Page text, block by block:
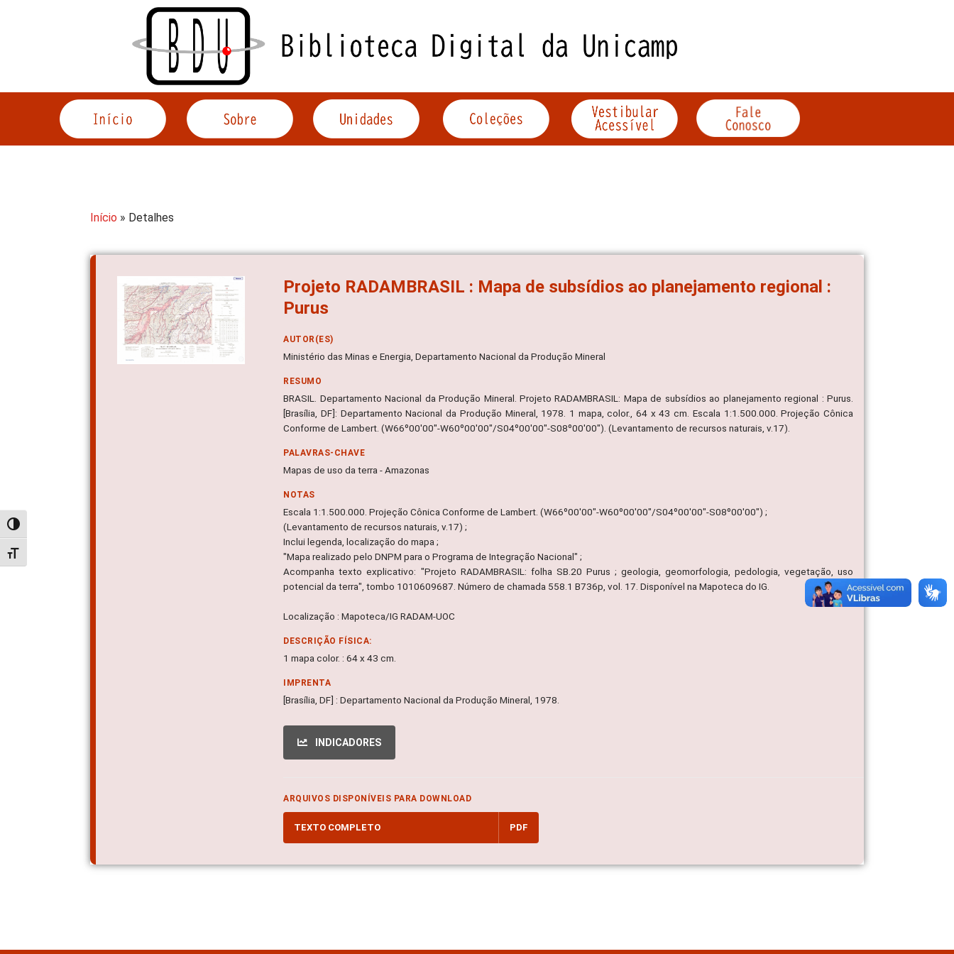
Alternar alto contraste
Alternar tamanho da fonte
Início » Detalhes
Projeto RADAMBRASIL : Mapa de subsídios ao planejamento regional :
Purus
AUTOR(ES)
Ministério das Minas e Energia, Departamento Nacional da Produção Mineral
RESUMO
BRASIL. Departamento Nacional da Produção Mineral. Projeto RADAMBRASIL: Mapa de subsídios ao planejamento regional : Purus.
[Brasília, DF]: Departamento Nacional da Produção Mineral, 1978. 1 mapa, color., 64 x 43 cm. Escala 1:1.500.000. Projeção Cônica
Conforme de Lambert. (W66º00'00"-W60º00'00"/S04º00'00"-S08º00'00"). (Levantamento de recursos naturais, v.17).
PALAVRAS-CHAVE
Mapas de uso da terra - Amazonas
NOTAS
Escala 1:1.500.000. Projeção Cônica Conforme de Lambert. (W66º00'00"-W60º00'00"/S04º00'00"-S08º00'00") ;
(Levantamento de recursos naturais, v.17) ;
Inclui legenda, localização do mapa ;
"Mapa realizado pelo DNPM para o Programa de Integração Nacional" ;
Acompanha texto explicativo: "Projeto RADAMBRASIL: folha SB.20 Purus ; geologia, geomorfologia, pedologia, vegetação, uso
potencial da terra", tombo 1010609687. Número de chamada 558.1 B736p, vol. 17. Disponível na Mapoteca do IG.
Localização : Mapoteca/IG RADAM-UOC
DESCRIÇÃO FÍSICA:
1 mapa color. : 64 x 43 cm.
IMPRENTA
[Brasília, DF] : Departamento Nacional da Produção Mineral, 1978.
INDICADORES
ARQUIVOS DISPONÍVEIS PARA DOWNLOAD
TEXTO COMPLETO PDF